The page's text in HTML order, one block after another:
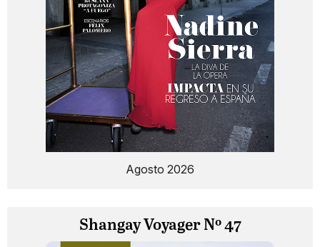
Agosto 2026
Shangay Voyager Nº 47